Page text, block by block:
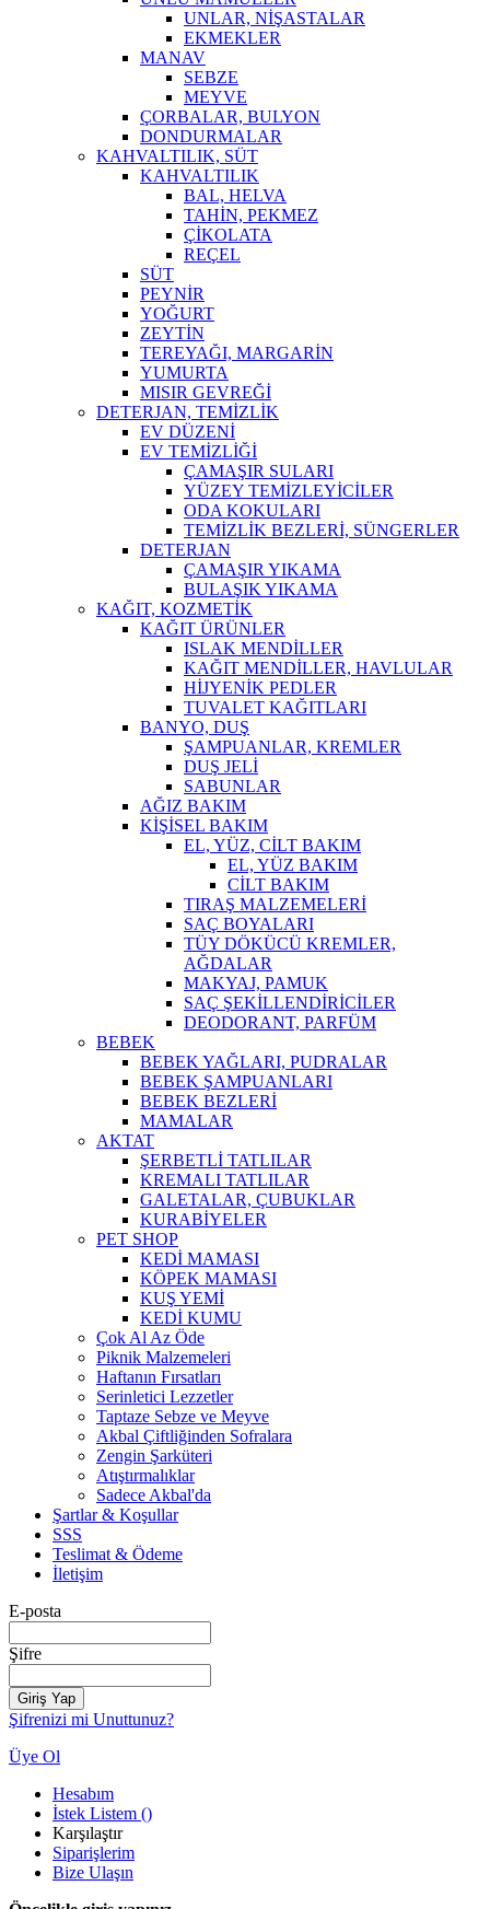
UNLAR, NİŞASTALAR
EKMEKLER
MANAV
SEBZE
MEYVE
ÇORBALAR, BULYON
DONDURMALAR
KAHVALTILIK, SÜT
KAHVALTILIK
BAL, HELVA
TAHİN, PEKMEZ
ÇİKOLATA
REÇEL
SÜT
PEYNİR
YOĞURT
ZEYTİN
TEREYAĞI, MARGARİN
YUMURTA
MISIR GEVREĞİ
DETERJAN, TEMİZLİK
EV DÜZENİ
EV TEMİZLİĞİ
ÇAMAŞIR SULARI
YÜZEY TEMİZLEYİCİLER
ODA KOKULARI
TEMİZLİK BEZLERİ, SÜNGERLER
DETERJAN
ÇAMAŞIR YIKAMA
BULAŞIK YIKAMA
KAĞIT, KOZMETİK
KAĞIT ÜRÜNLER
ISLAK MENDİLLER
KAĞIT MENDİLLER, HAVLULAR
HİJYENİK PEDLER
TUVALET KAĞITLARI
BANYO, DUŞ
ŞAMPUANLAR, KREMLER
DUŞ JELİ
SABUNLAR
AĞIZ BAKIM
KİŞİSEL BAKIM
EL, YÜZ, CİLT BAKIM
EL, YÜZ BAKIM
CİLT BAKIM
TIRAŞ MALZEMELERİ
SAÇ BOYALARI
TÜY DÖKÜCÜ KREMLER,
AĞDALAR
MAKYAJ, PAMUK
SAÇ ŞEKİLLENDİRİCİLER
DEODORANT, PARFÜM
BEBEK
BEBEK YAĞLARI, PUDRALAR
BEBEK ŞAMPUANLARI
BEBEK BEZLERİ
MAMALAR
AKTAT
ŞERBETLİ TATLILAR
KREMALI TATLILAR
GALETALAR, ÇUBUKLAR
KURABİYELER
PET SHOP
KEDİ MAMASI
KÖPEK MAMASI
KUŞ YEMİ
KEDİ KUMU
Çok Al Az Öde
Piknik Malzemeleri
Haftanın Fırsatları
Serinletici Lezzetler
Taptaze Sebze ve Meyve
Akbal Çiftliğinden Sofralara
Zengin Şarküteri
Atıştırmalıklar
Sadece Akbal'da
Şartlar & Koşullar
SSS
Teslimat & Ödeme
İletişim
E-posta
Şifre
Giriş Yap
Şifrenizi mi Unuttunuz?
Üye Ol
Hesabım
İstek Listem ()
Karşılaştır
Siparişlerim
Bize Ulaşın